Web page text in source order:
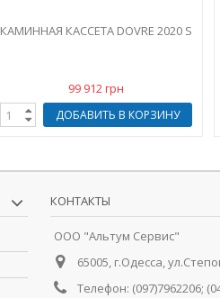
КАМИННАЯ КАССЕТА DOVRE 2020 S
99 912 грн
ДОБАВИТЬ В КОРЗИНУ
КОНТАКТЫ
ООО "Альтум Сервис"
65005, г.Одесса,
Телефон: (097)7962206;